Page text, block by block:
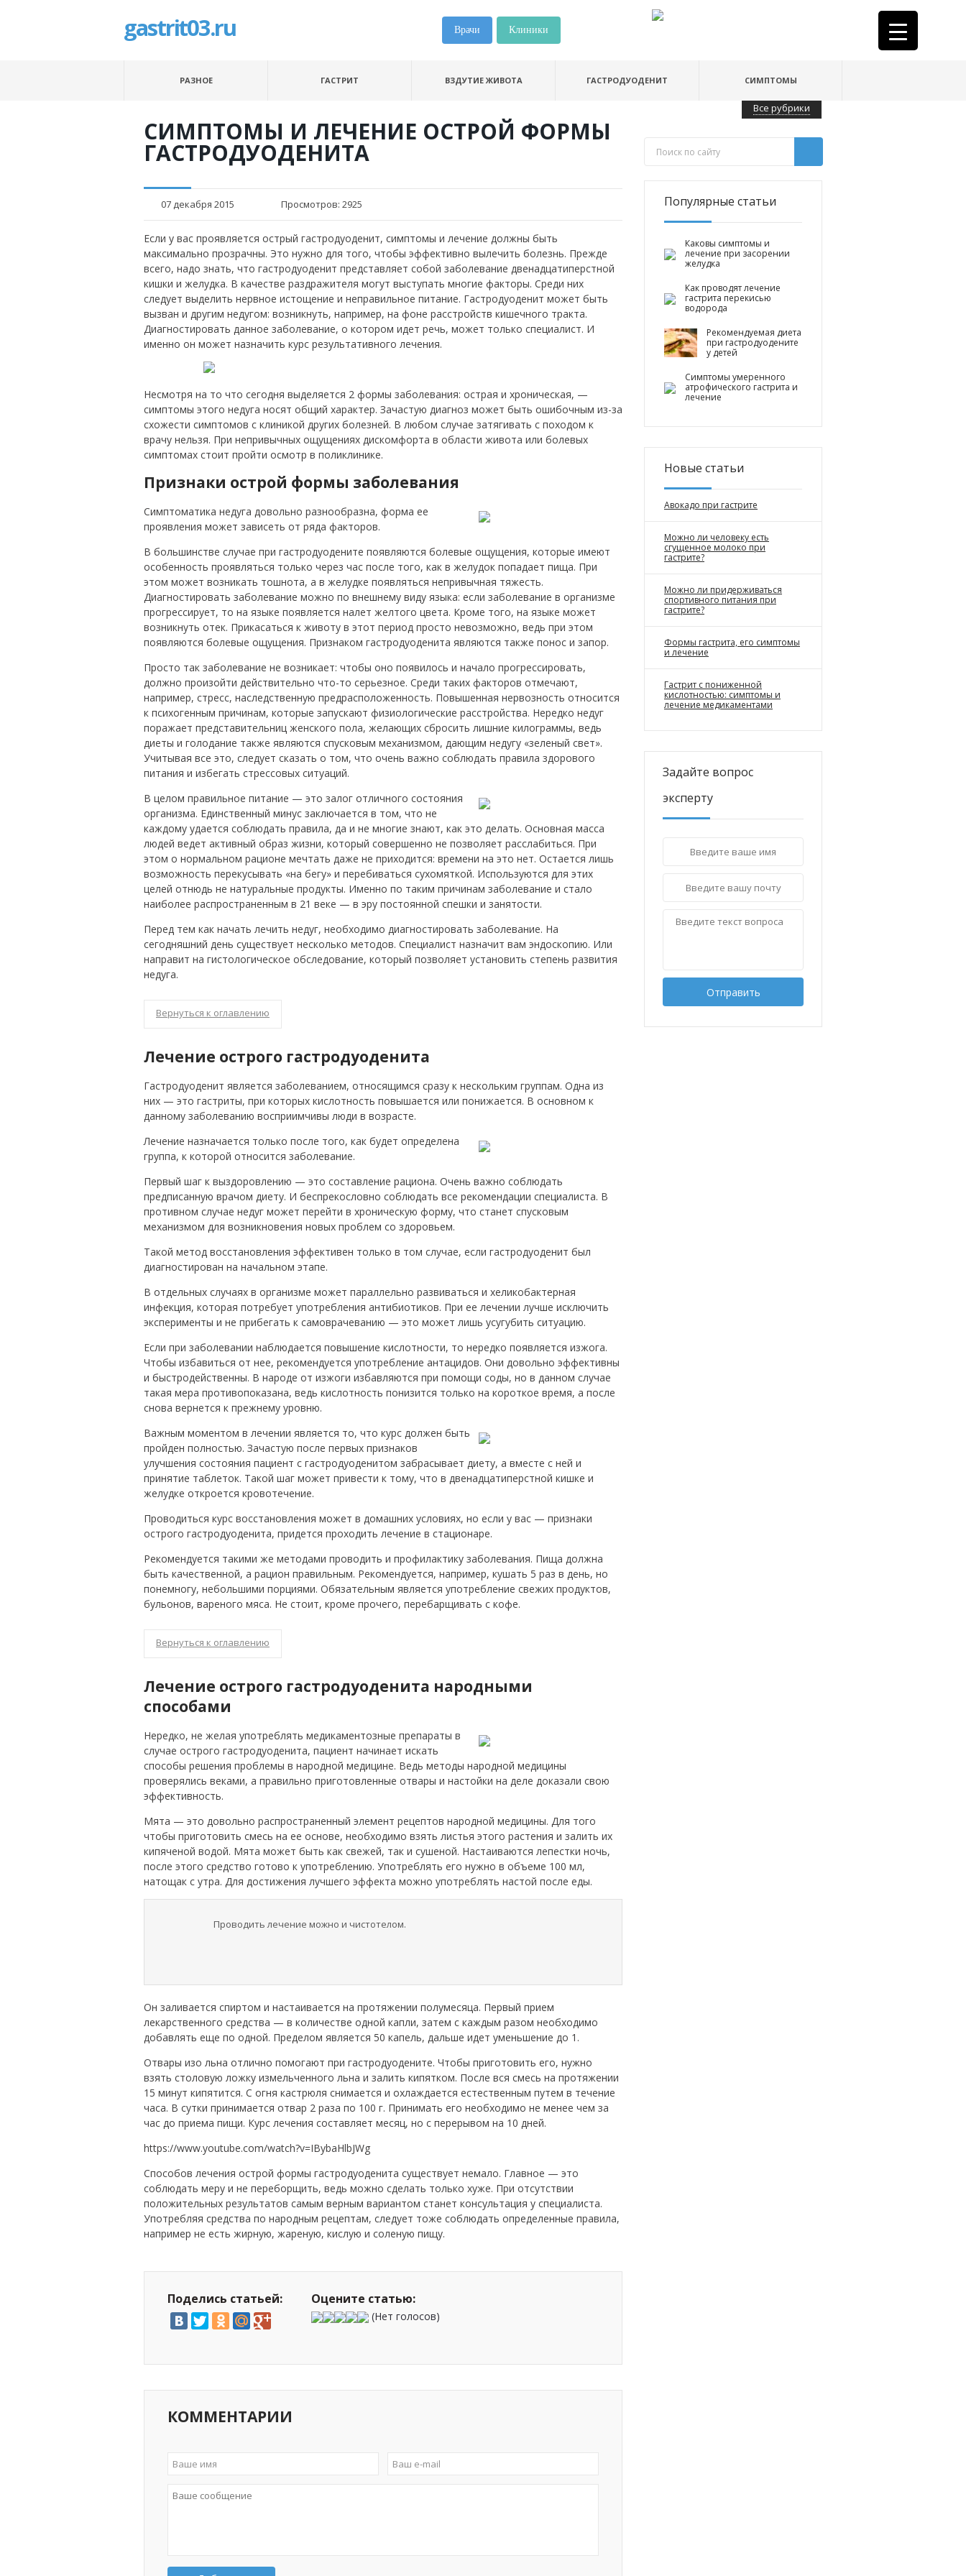
gastrit03.ru Клиники
Врачи
РАЗНОЕ ГАСТРИТ ВЗДУТИЕ ЖИВОТА ГАСТРОДУОДЕНИТ СИМПТОМЫ
Все рубрики
СИМПТОМЫ И ЛЕЧЕНИЕ ОСТРОЙ ФОРМЫ
ГАСТРОДУОДЕНИТА
07 декабря 2015 Просмотров: 2925
Если у вас проявляется острый гастродуоденит, симптомы и лечение должны быть
максимально прозрачны. Это нужно для того, чтобы эффективно вылечить болезнь. Прежде
всего, надо знать, что гастродуоденит представляет собой заболевание двенадцатиперстной
кишки и желудка. В качестве раздражителя могут выступать многие факторы. Среди них
следует выделить нервное истощение и неправильное питание. Гастродуоденит может быть
вызван и другим недугом: возникнуть, например, на фоне расстройств кишечного тракта.
Диагностировать данное заболевание, о котором идет речь, может только специалист. И
именно он может назначить курс результативного лечения.
Несмотря на то что сегодня выделяется 2 формы заболевания: острая и хроническая, —
симптомы этого недуга носят общий характер. Зачастую диагноз может быть ошибочным из-за
схожести симптомов с клиникой других болезней. В любом случае затягивать с походом к
врачу нельзя. При непривычных ощущениях дискомфорта в области живота или болевых
симптомах стоит пройти осмотр в поликлинике.
Признаки острой формы заболевания
Симптоматика недуга довольно разнообразна, форма ее
проявления может зависеть от ряда факторов.
В большинстве случае при гастродуодените появляются болевые ощущения, которые имеют
особенность проявляться только через час после того, как в желудок попадает пища. При
этом может возникать тошнота, а в желудке появляться непривычная тяжесть.
Диагностировать заболевание можно по внешнему виду языка: если заболевание в организме
прогрессирует, то на языке появляется налет желтого цвета. Кроме того, на языке может
возникнуть отек. Прикасаться к животу в этот период просто невозможно, ведь при этом
появляются болевые ощущения. Признаком гастродуоденита являются также понос и запор.
Просто так заболевание не возникает: чтобы оно появилось и начало прогрессировать,
должно произойти действительно что-то серьезное. Среди таких факторов отмечают,
например, стресс, наследственную предрасположенность. Повышенная нервозность относится
к психогенным причинам, которые запускают физиологические расстройства. Нередко недуг
поражает представительниц женского пола, желающих сбросить лишние килограммы, ведь
диеты и голодание также являются спусковым механизмом, дающим недугу «зеленый свет».
Учитывая все это, следует сказать о том, что очень важно соблюдать правила здорового
питания и избегать стрессовых ситуаций.
В целом правильное питание — это залог отличного состояния
организма. Единственный минус заключается в том, что не
каждому удается соблюдать правила, да и не многие знают, как это делать. Основная масса
людей ведет активный образ жизни, который совершенно не позволяет расслабиться. При
этом о нормальном рационе мечтать даже не приходится: времени на это нет. Остается лишь
возможность перекусывать «на бегу» и перебиваться сухомяткой. Используются для этих
целей отнюдь не натуральные продукты. Именно по таким причинам заболевание и стало
наиболее распространенным в 21 веке — в эру постоянной спешки и занятости.
Перед тем как начать лечить недуг, необходимо диагностировать заболевание. На
сегодняшний день существует несколько методов. Специалист назначит вам эндоскопию. Или
направит на гистологическое обследование, который позволяет установить степень развития
недуга.
Вернуться к оглавлению
Лечение острого гастродуоденита
Гастродуоденит является заболеванием, относящимся сразу к нескольким группам. Одна из
них — это гастриты, при которых кислотность повышается или понижается. В основном к
данному заболеванию восприимчивы люди в возрасте.
Лечение назначается только после того, как будет определена
группа, к которой относится заболевание.
Первый шаг к выздоровлению — это составление рациона. Очень важно соблюдать
предписанную врачом диету. И беспрекословно соблюдать все рекомендации специалиста. В
противном случае недуг может перейти в хроническую форму, что станет спусковым
механизмом для возникновения новых проблем со здоровьем.
Такой метод восстановления эффективен только в том случае, если гастродуоденит был
диагностирован на начальном этапе.
В отдельных случаях в организме может параллельно развиваться и хеликобактерная
инфекция, которая потребует употребления антибиотиков. При ее лечении лучше исключить
эксперименты и не прибегать к самоврачеванию — это может лишь усугубить ситуацию.
Если при заболевании наблюдается повышение кислотности, то нередко появляется изжога.
Чтобы избавиться от нее, рекомендуется употребление антацидов. Они довольно эффективны
и быстродейственны. В народе от изжоги избавляются при помощи соды, но в данном случае
такая мера противопоказана, ведь кислотность понизится только на короткое время, а после
снова вернется к прежнему уровню.
Важным моментом в лечении является то, что курс должен быть
пройден полностью. Зачастую после первых признаков
улучшения состояния пациент с гастродуоденитом забрасывает диету, а вместе с ней и
принятие таблеток. Такой шаг может привести к тому, что в двенадцатиперстной кишке и
желудке откроется кровотечение.
Проводиться курс восстановления может в домашних условиях, но если у вас — признаки
острого гастродуоденита, придется проходить лечение в стационаре.
Рекомендуется такими же методами проводить и профилактику заболевания. Пища должна
быть качественной, а рацион правильным. Рекомендуется, например, кушать 5 раз в день, но
понемногу, небольшими порциями. Обязательным является употребление свежих продуктов,
бульонов, вареного мяса. Не стоит, кроме прочего, перебарщивать с кофе.
Вернуться к оглавлению
Лечение острого гастродуоденита народными
способами
Нередко, не желая употреблять медикаментозные препараты в
случае острого гастродуоденита, пациент начинает искать
способы решения проблемы в народной медицине. Ведь методы народной медицины
проверялись веками, а правильно приготовленные отвары и настойки на деле доказали свою
эффективность.
Мята — это довольно распространенный элемент рецептов народной медицины. Для того
чтобы приготовить смесь на ее основе, необходимо взять листья этого растения и залить их
кипяченой водой. Мята может быть как свежей, так и сушеной. Настаиваются лепестки ночь,
после этого средство готово к употреблению. Употреблять его нужно в объеме 100 мл,
натощак с утра. Для достижения лучшего эффекта можно употреблять настой после еды.
Проводить лечение можно и чистотелом.
Он заливается спиртом и настаивается на протяжении полумесяца. Первый прием
лекарственного средства — в количестве одной капли, затем с каждым разом необходимо
добавлять еще по одной. Пределом является 50 капель, дальше идет уменьшение до 1.
Отвары изо льна отлично помогают при гастродуодените. Чтобы приготовить его, нужно
взять столовую ложку измельченного льна и залить кипятком. После вся смесь на протяжении
15 минут кипятится. С огня кастрюля снимается и охлаждается естественным путем в течение
часа. В сутки принимается отвар 2 раза по 100 г. Принимать его необходимо не менее чем за
час до приема пищи. Курс лечения составляет месяц, но с перерывом на 10 дней.
https://www.youtube.com/watch?v=IBybaHlbJWg
Способов лечения острой формы гастродуоденита существует немало. Главное — это
соблюдать меру и не переборщить, ведь можно сделать только хуже. При отсутствии
положительных результатов самым верным вариантом станет консультация у специалиста.
Употребляя средства по народным рецептам, следует тоже соблюдать определенные правила,
например не есть жирную, жареную, кислую и соленую пищу.
Поделись статьей: Оцените статью:
(Нет голосов)
КОММЕНТАРИИ
Популярные статьи
Каковы симптомы и
лечение при засорении
желудка
Как проводят лечение
гастрита перекисью
водорода
Рекомендуемая диета
при гастродуодените
у детей
Симптомы умеренного
атрофического гастрита и
лечение
Новые статьи
Авокадо при гастрите
Можно ли человеку есть
сгущенное молоко при
гастрите?
Можно ли придерживаться
спортивного питания при
гастрите?
Формы гастрита, его симптомы
и лечение
Гастрит с пониженной
кислотностью: симптомы и
лечение медикаментами
Задайте вопрос
эксперту